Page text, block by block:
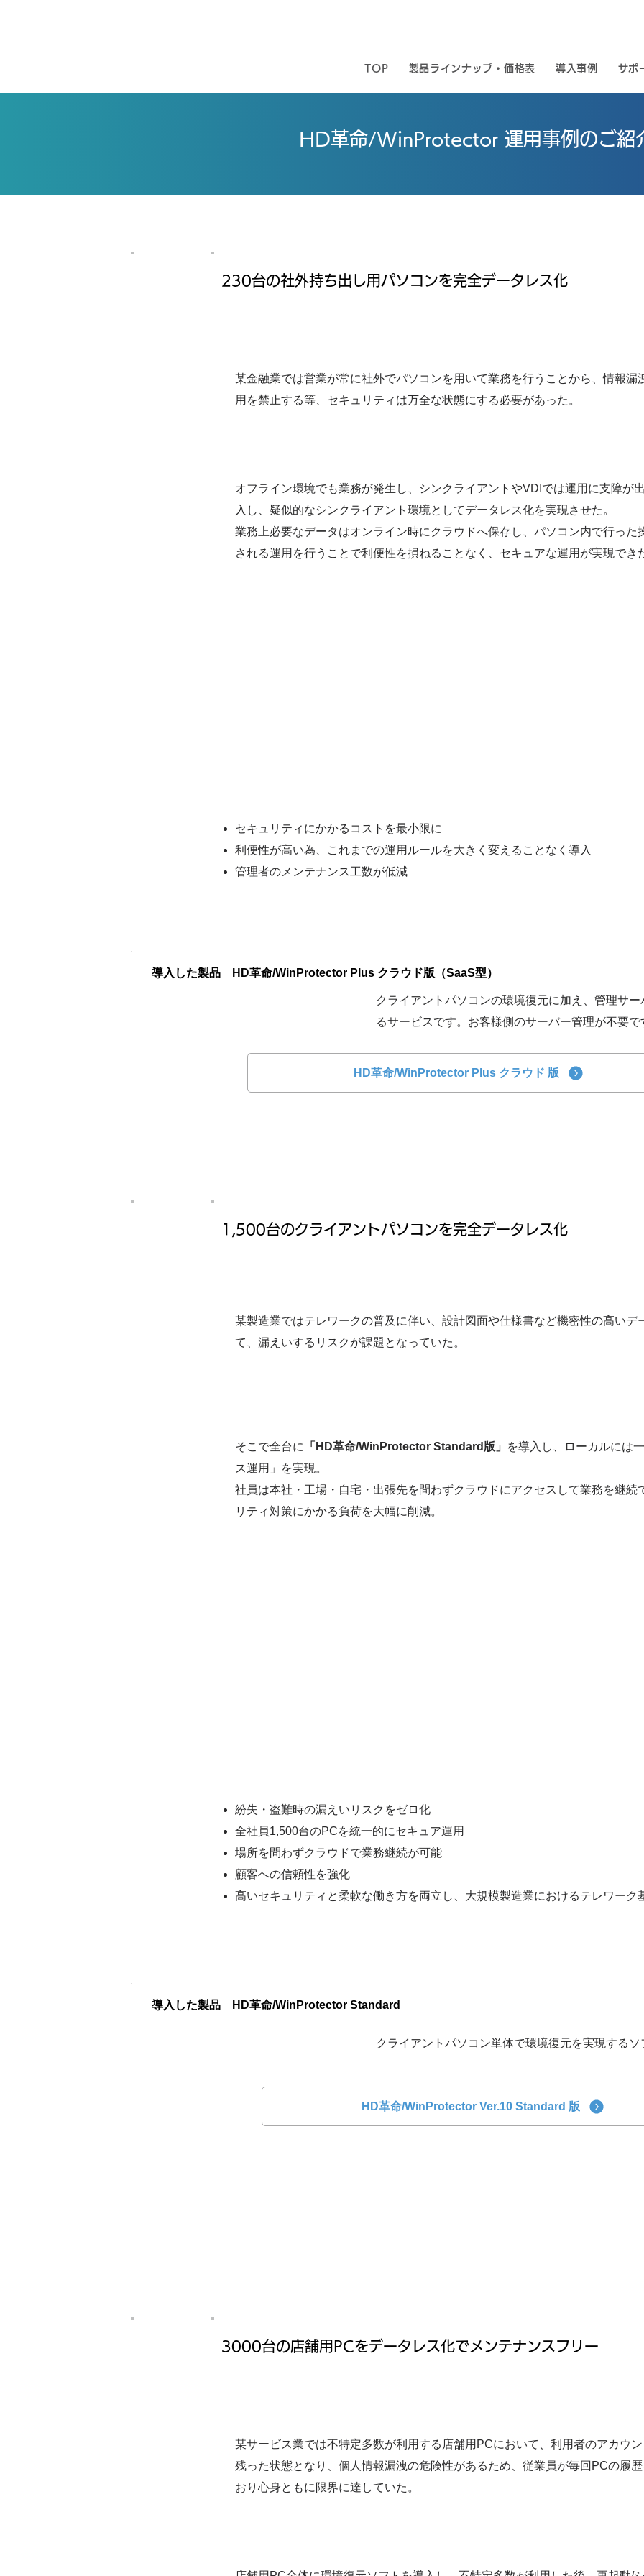
TOP 製品ラインナップ・価格表 導入事例 サポ
HD革命/WinProtector 運用事例のご紹
230台の社外持ち出し用パソコンを完全データレス化
某金融業では営業が常に社外でパソコンを用いて業務を行うことから、情報漏
用を禁止する等、セキュリティは万全な状態にする必要があった。
オフライン環境でも業務が発生し、シンクライアントやVDIでは運用に支障が
入し、疑似的なシンクライアント環境としてデータレス化を実現させた。
業務上必要なデータはオンライン時にクラウドへ保存し、パソコン内で行った
される運用を行うことで利便性を損ねることなく、セキュアな運用が実現でき
セキュリティにかかるコストを最小限に
利便性が高い為、これまでの運用ルールを大きく変えることなく導入
管理者のメンテナンス工数が低減
導入した製品 HD革命/WinProtector Plus クラウド版（SaaS型）
クライアントパソコンの環境復元に加え、管理サ
るサービスです。お客様側のサーバー管理が不要で
HD革命/WinProtector Plus クラウド 版
1,500台のクライアントパソコンを完全データレス化
某製造業ではテレワークの普及に伴い、設計図面や仕様書など機密性の高いデ
て、漏えいするリスクが課題となっていた。
そこで全台に 「HD革命/WinProtector Standard版」 を導入し、ローカルには
ス運用」を実現。
社員は本社・工場・自宅・出張先を問わずクラウドにアクセスして業務を継続
リティ対策にかかる負荷を大
紛失・盗難時の漏えいリスクをゼロ化
全社員1,500台のPCを統一的にセキュア運用
場所を問わずクラウドで業務継続が可能
顧客への信頼性を強化
高いセキュリティと柔軟な働き方を両立し、大規模製造業におけるテレワーク
導入した製品 HD革命/WinProtector Standard
クライアントパソコン単体で環境復元を実現するソ
HD革命/WinProtector Ver.10 Standard 版
3000台の店舗用PCをデータレス化でメンテナンスフリー
某サービス業では不特定多数が利用する店舗用PCにおいて、利用者のアカウ
残った状態となり、個人情報漏洩の危険性があるため、従業員が毎回PCの履
おり心身ともに限界に達していた。